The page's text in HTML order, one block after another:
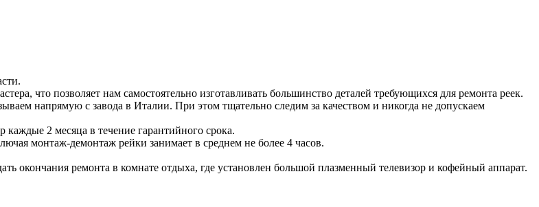
что позволяет нам самостоятельно изготавливать большинство деталей требующихся для ремонта реек.
напрямую с завода в Италии. При этом тщательно следим за качеством и никогда не допускаем
2 месяца в течение гарантийного срока.
монтаж-демонтаж рейки занимает в среднем не более 4 часов.
окончания ремонта в комнате отдыха, где установлен большой плазменный телевизор и кофейный аппарат.